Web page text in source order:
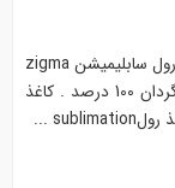
کاغذ رول سابلیمیشن zigma در گرماژ مختلف. کاغذ رول سابلیمیشن zigma
با کیفیت ممتاز . کاغذ رول سابلیمیشن zigma با برگردان 100 درصد . کاغذ